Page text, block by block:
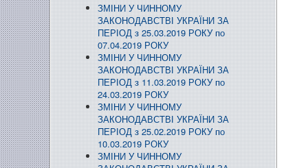
ЗМІНИ У ЧИННОМУ
ЗАКОНОДАВСТВІ УКРАЇНИ ЗА
ПЕРІОД з 25.03.2019 РОКУ по
07.04.2019 РОКУ
ЗМІНИ У ЧИННОМУ
ЗАКОНОДАВСТВІ УКРАЇНИ ЗА
ПЕРІОД з 11.03.2019 РОКУ по
24.03.2019 РОКУ
ЗМІНИ У ЧИННОМУ
ЗАКОНОДАВСТВІ УКРАЇНИ ЗА
ПЕРІОД з 25.02.2019 РОКУ по
10.03.2019 РОКУ
ЗМІНИ У ЧИННОМУ